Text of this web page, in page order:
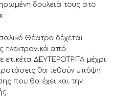
δουλειά τους στο
Θέατρο δέχεται
ηλεκτρονικά από
ετικέτα ΔΕΥΤΕΡΟΤΡΙΤΑ μέχρι
θα τεθούν υπόψη
που θα έχει και την